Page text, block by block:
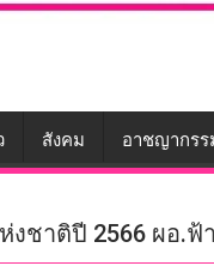
สังคม อาชญากรร
ชาติปี 2566 ผอ.ฟ้า